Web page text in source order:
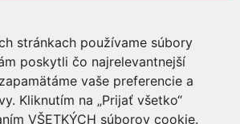
stránkach používame súbory
poskytli čo najrelevantnejší
vaše preferencie a
Kliknutím na „Prijať všetko“
VŠETKÝCH súborov cookie.